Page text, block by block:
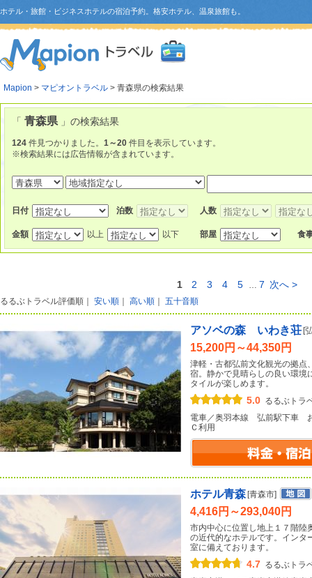
ホテル・旅館・ビジネスホテルの宿泊予約。格安ホテル、温泉旅館も。
Mapion > マピオントラベル > 青森県の検索結果
「 青森県 」の検索結果
124 件見つかりました。 1～20 件目を表示しています。
※検索結果には広告情報が含まれています。
日付 泊数 人数
金額 以上 以下 部屋 食
1 2 3 4 5 … 7 次へ >
るるぶトラベル評価順 安い順 高い順 五十音順
アソベの森 いわき荘 [
15,200円～44,350円
津軽・古都弘前文化観光の拠点
宿。静かで見晴らしの良い環境
タイルが楽しめます。
5.0 るるぶトラ
電車／奥羽本線 弘前駅下車
Ｃ利用
ホテル青森 [青森市]
4,416円～293,040円
市内中心に位置し地上１７階陸
の近代的なホテルです。インタ
室に備えております。
4.7 るるぶトラ